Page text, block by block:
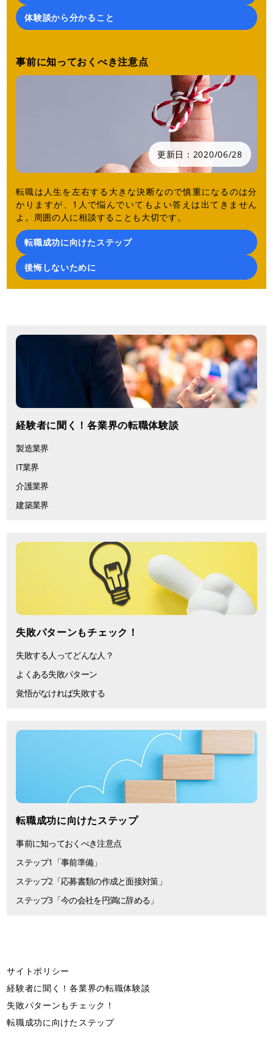
体験談から分かること
事前に知っておくべき注意点
更新日： 2020/06/28
転職は人生を左右する大きな決断なので慎重になるのは分
かりますが、1人で悩んでいてもよい答えは出てきません
よ。周囲の人に相談することも大切です。
転職成功に向けたステップ
後悔しないために
経験者に聞く！各業界の転職体験談
製造業界
IT業界
介護業界
建築業界
失敗パターンもチェック！
失敗する人ってどんな人？
よくある失敗パターン
覚悟がなければ失敗する
転職成功に向けたステップ
事前に知っておくべき注意点
ステップ1「事前準備」
ステップ2「応募書類の作成と面接対策」
ステップ3「今の会社を円満に辞める」
サイトポリシー
経験者に聞く！各業界の転職体験談
失敗パターンもチェック！
転職成功に向けたステップ